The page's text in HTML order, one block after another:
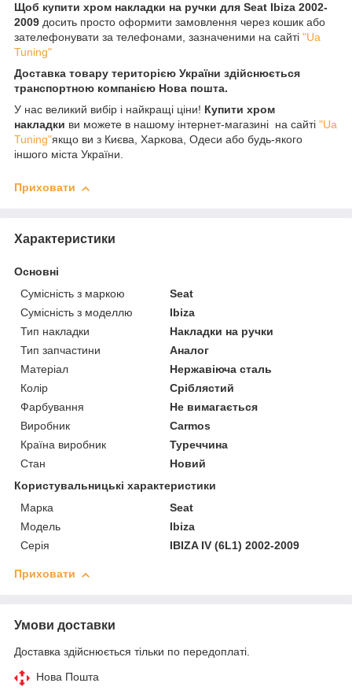
Щоб купити хром накладки на ручки для Seat Ibiza 2002-
2009 досить просто оформити замовлення через кошик або
зателефонувати за телефонами, зазначеними на сайті "Ua
Tuning"
Доставка товару територією України здійснюється
транспортною компанією Нова пошта.
У нас великий вибір і найкращі ціни! Купити хром
накладки ви можете в нашому інтернет-магазині на сайті "Ua
Tuning"якщо ви з Києва, Харкова, Одеси або будь-якого
іншого міста України.
Приховати
Характеристики
Основні
Сумісність з маркою
Seat
Сумісність з моделлю
Ibiza
Тип накладки
Накладки на ручки
Тип запчастини
Аналог
Матеріал
Нержавіюча сталь
Колір
Сріблястий
Фарбування
Не вимагається
Виробник
Carmos
Країна виробник
Туреччина
Стан
Новий
Користувальницькі характеристики
Марка
Seat
Модель
Ibiza
Серія
IBIZA IV (6L1) 2002-2009
Приховати
Умови доставки
Доставка здійснюється тільки по передоплаті.
Нова Пошта